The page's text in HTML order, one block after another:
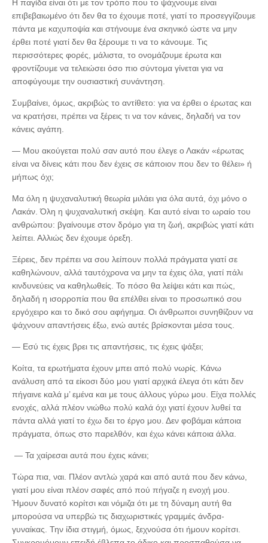
Η παγίδα είναι ότι με τον τρόπο που το ψάχνουμε είναι
επιβεβαιωμένο ότι δεν θα το έχουμε ποτέ, γιατί το προσεγγίζουμε
πάντα με καχυποψία και στήνουμε ένα σκηνικό ώστε να μην
έρθει ποτέ γιατί δεν θα ξέρουμε τι να το κάνουμε. Τις
περισσότερες φορές, μάλιστα, το ονομάζουμε έρωτα και
φροντίζουμε να τελειώσει όσο πιο σύντομα γίνεται για να
αποφύγουμε την ουσιαστική συνάντηση.
Συμβαίνει, όμως, ακριβώς το αντίθετο: για να έρθει ο έρωτας και
να κρατήσει, πρέπει να ξέρεις τι να τον κάνεις, δηλαδή να τον
κάνεις αγάπη.
— Μου ακούγεται πολύ σαν αυτό που έλεγε ο Λακάν «έρωτας
είναι να δίνεις κάτι που δεν έχεις σε κάποιον που δεν το θέλει» ή
μήπως όχι;
Μα όλη η ψυχαναλυτική θεωρία μιλάει για όλα αυτά, όχι μόνο ο
Λακάν. Όλη η ψυχαναλυτική σκέψη. Και αυτό είναι το ωραίο του
ανθρώπου: βγαίνουμε στον δρόμο για τη ζωή, ακριβώς γιατί κάτι
λείπει. Αλλιώς δεν έχουμε όρεξη.
Ξέρεις, δεν πρέπει να σου λείπουν πολλά πράγματα γιατί σε
καθηλώνουν, αλλά ταυτόχρονα να μην τα έχεις όλα, γιατί πάλι
κινδυνεύεις να καθηλωθείς. Το πόσο θα λείψει κάτι και πώς,
δηλαδή η ισορροπία που θα επέλθει είναι το προσωπικό σου
εργόχειρο και το δικό σου αφήγημα. Οι άνθρωποι συνηθίζουν να
ψάχνουν απαντήσεις έξω, ενώ αυτές βρίσκονται μέσα τους.
— Εσύ τις έχεις βρει τις απαντήσεις, τις έχεις ψάξει;
Κοίτα, τα ερωτήματα έχουν μπει από πολύ νωρίς. Κάνω
ανάλυση από τα είκοσι δύο μου γιατί αρχικά έλεγα ότι κάτι δεν
πήγαινε καλά μ’ εμένα και με τους άλλους γύρω μου. Είχα πολλές
ενοχές, αλλά πλέον νιώθω πολύ καλά όχι γιατί έχουν λυθεί τα
πάντα αλλά γιατί το έχω δει το έργο μου. Δεν φοβάμαι κάποια
πράγματα, όπως στο παρελθόν, και έχω κάνει κάποια άλλα.
— Τα χαίρεσαι αυτά που έχεις κάνει;
Τώρα πια, ναι. Πλέον αντλώ χαρά και από αυτά που δεν κάνω,
γιατί μου είναι πλέον σαφές από πού πήγαζε η ενοχή μου.
Ήμουν δυνατό κορίτσι και νόμιζα ότι με τη δύναμη αυτή θα
μπορούσα να υπερβώ τις διαχωριστικές γραμμές άνδρα-
γυναίκας. Την ίδια στιγμή, όμως, ξεχνούσα ότι ήμουν κορίτσι.